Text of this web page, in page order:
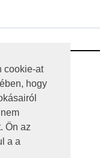
cookie-at
hogy
Ön az
a a